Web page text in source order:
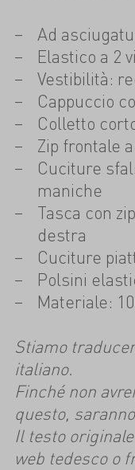
Ad
Elastico a 2
Vestibilità:
Cappuccio
Colletto
Zip frontale
Cuciture
maniche
Tasca con
destra
Cuciture
Polsini
Materiale:
Stiamo
italiano.
Finché non
questo,
Il testo
web tedesco o